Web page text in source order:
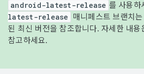
android-latest-release 를 사용하
latest-release
매니페스트 브랜치
된 최신 버전을 참조합니다. 자세한 내용
참고하세요.